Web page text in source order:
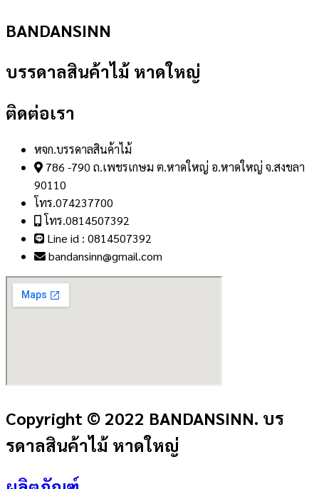
BANDANSINN
บรรดาลสินค้าไม้ หาดใหญ่
ติดต่อเรา
หจก.บรรดาลสินค้าไม้
786 -790 ถ.เพชรเกษม ต.หาดใหญ่ อ.หาดใหญ่ จ.สงขลา
90110
โทร.074237700
โทร.0814507392
Line id : 0814507392
bandansinn@gmail.com
Copyright © 2022 BANDANSINN. บร
รดาลสินค้าไม้ หาดใหญ่